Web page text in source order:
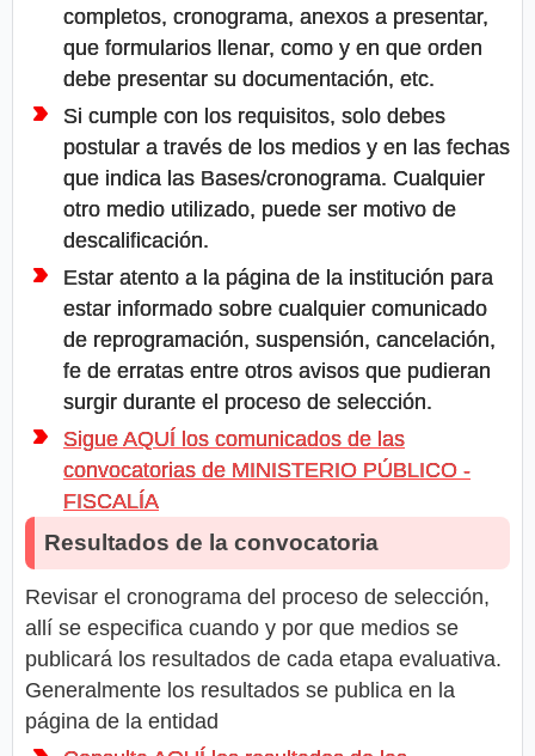
completos, cronograma, anexos a presentar,
que formularios llenar, como y en que orden
debe presentar su documentación, etc.
Si cumple con los requisitos, solo debes
postular a través de los medios y en las fechas
que indica las Bases/cronograma. Cualquier
otro medio utilizado, puede ser motivo de
descalificación.
Estar atento a la página de la institución para
estar informado sobre cualquier comunicado
de reprogramación, suspensión, cancelación,
fe de erratas entre otros avisos que pudieran
surgir durante el proceso de selección.
Sigue AQUÍ los comunicados de las
convocatorias de MINISTERIO PÚBLICO -
FISCALÍA
Resultados de la convocatoria
Revisar el cronograma del proceso de selección,
allí se especifica cuando y por que medios se
publicará los resultados de cada etapa evaluativa.
Generalmente los resultados se publica en la
página de la entidad